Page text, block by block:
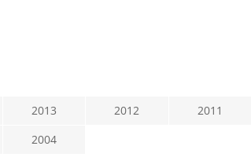
2013 2012
2011
2004